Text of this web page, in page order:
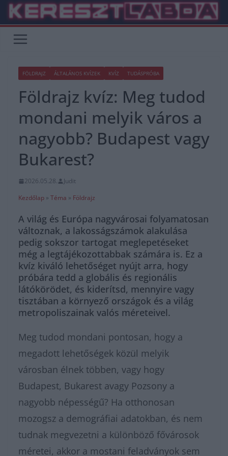
Skip
content
FÖLDRAJZ ÁLTALÁNOS KVÍZEK KVÍZ TUDÁSPRÓBA
Földrajz kvíz: Meg tudod
mondani melyik város a
nagyobb? Budapest vagy
Bukarest?
2026.05.28.
Judit
Kezdőlap » Téma » Földrajz
A világ és Európa nagyvárosai folyamatosan
változnak, a lakosságszámok alakulása
pedig sokszor tartogat meglepetéseket
még a legtájékozottabbak számára is. Ez a
kvíz kiváló lehetőséget nyújt arra, hogy
próbára tedd a globális és regionális
látókörödet, és kiderítsd, mennyire vagy
tisztában a környező országok és a világ
metropoliszainak valós méreteivel.
Meg tudod mondani pontosan, hogy a
megadott lehetőségek közül melyik
városban élnek többen, vagy hogy
Budapest, Bukarest avagy Pozsony a
nagyobb népességű? Ha otthonosan
mozogsz a demográfiai adatokban, és nem
tudnak megvezetni a különböző fővárosok
méretei, akkor a mostani feladványok sem